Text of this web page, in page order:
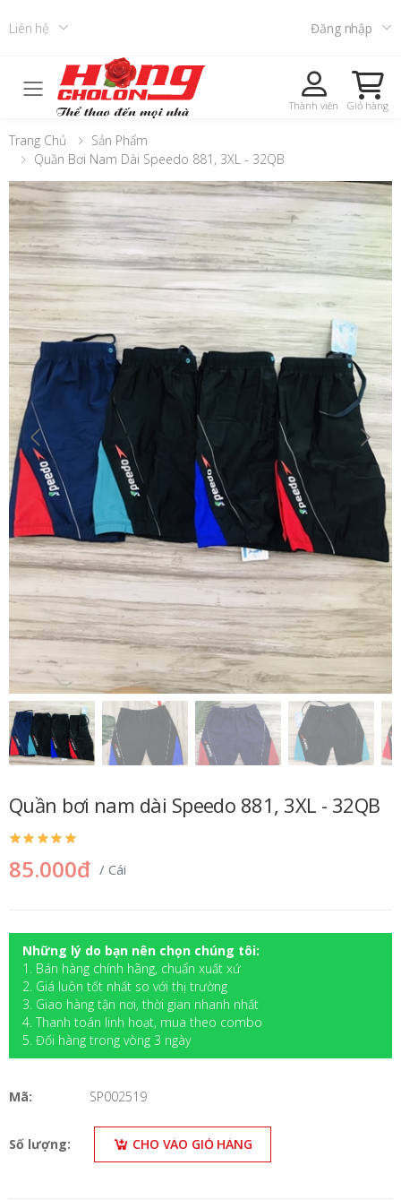
Liên hệ Đăng nhập
Toggle mobile menu Thành viên Giỏ hàng
Trang Chủ
Sản Phẩm
Quần Bơi Nam Dài Speedo 881, 3XL - 32QB
Quần bơi nam dài Speedo 881, 3XL - 32QB
85.000đ / Cái
Những lý do bạn nên chọn chúng tôi:
1. Bán hàng chính hãng, chuẩn xuất xứ
2. Giá luôn tốt nhất so với thị trường
3. Giao hàng tận nơi, thời gian nhanh nhất
4. Thanh toán linh hoạt, mua theo combo
5. Đối hàng trong vòng 3 ngày
Mã: SP002519
Số lượng: CHO VÀO GIỎ HÀNG